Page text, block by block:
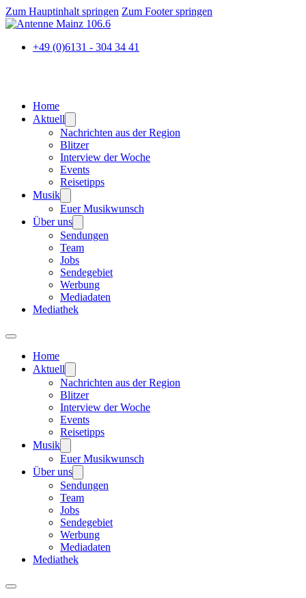
Zum Hauptinhalt springen Zum Footer springen
+49 (0)6131 - 304 34 41
Home
Aktuell
Nachrichten aus der Region
Blitzer
Interview der Woche
Events
Reisetipps
Musik
Euer Musikwunsch
Über uns
Sendungen
Team
Jobs
Sendegebiet
Werbung
Mediadaten
Mediathek
Home
Aktuell
Nachrichten aus der Region
Blitzer
Interview der Woche
Events
Reisetipps
Musik
Euer Musikwunsch
Über uns
Sendungen
Team
Jobs
Sendegebiet
Werbung
Mediadaten
Mediathek